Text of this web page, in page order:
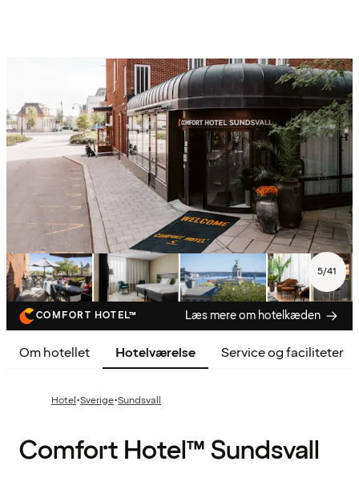
5/41
COMFORT HOTEL™ Læs mere om hotelkæden
Om hotellet Hotelværelse Service og faciliteter
Hotel·Sverige·Sundsvall
Comfort Hotel™ Sundsvall